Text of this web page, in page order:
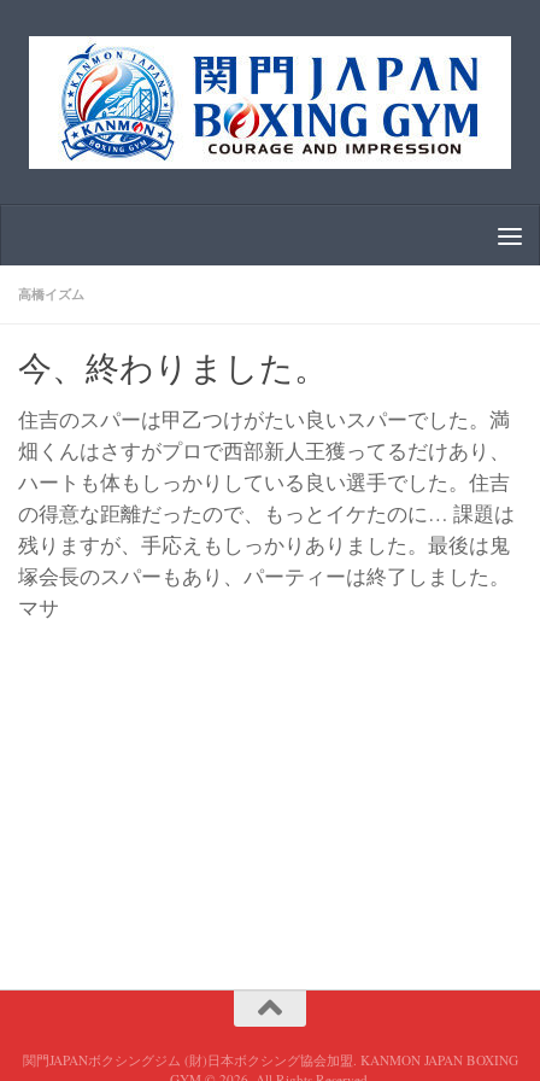
コンテンツへスキップ
高橋イズム
今、終わりました。
住吉のスパーは甲乙つけがたい良いスパーでした。満
畑くんはさすがプロで西部新人王獲ってるだけあり、
ハートも体もしっかりしている良い選手でした。住吉
の得意な距離だったので、もっとイケたのに… 課題は
残りますが、手応えもしっかりありました。最後は鬼
塚会長のスパーもあり、パーティーは終了しました。
マサ
関門JAPANボクシングジム (財)日本ボクシング協会加盟. KANMON JAPAN BOXING